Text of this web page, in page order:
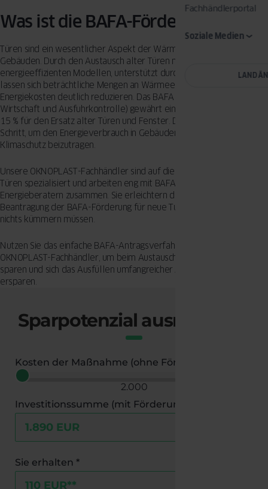
Fachhändlerportal
Soziale Medien
LAND
Was ist die BAFA-Förderung?
Türen sind ein wesentlicher Aspekt der Wärmedämmung in
Gebäuden. Durch den Austausch alter Türen mit neuen,
energieeffizienten Modellen, unterstützt durch die BAFA-Förderung,
lassen sich beträchtliche Mengen an Wärmeenergie einsparen und
Energiekosten deutlich reduzieren. Das BAFA (Bundesamt für
Wirtschaft und Ausfuhrkontrolle) gewährt eine Förderung von bis zu
15 % für den Ersatz alter Türen und Fenster. Dies ist ein wichtiger
Schritt, um den Energieverbrauch in Gebäuden zu senken und so zum
Klimaschutz beizutragen.
Unsere OKNOPLAST-Fachhändler sind auf die BAFA-Förderung für
Türen spezialisiert und arbeiten eng mit BAFA-zertifizierten
Energieberatern zusammen. Sie erleichtern den Prozess der
Beantragung der BAFA-Förderung für neue Türen, sodass Sie sich um
nichts kümmern müssen.
Nutzen Sie das einfache BAFA-Antragsverfahren unserer
OKNOPLAST-Fachhändler, um beim Austausch Ihrer Türen Geld zu
sparen und sich das Ausfüllen umfangreicher Antragsformulare zu
ersparen.
Sparpotenzial ausrechnen!
Kosten der Maßnahme (ohne Förderung)
2.000
Investitionssumme (mit Förderung)
Sie erhalten *